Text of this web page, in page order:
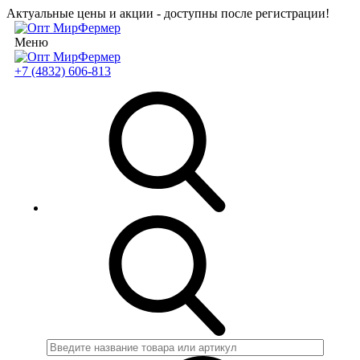
Актуальные цены и акции - доступны после регистрации!
Меню
+7 (4832) 606-813